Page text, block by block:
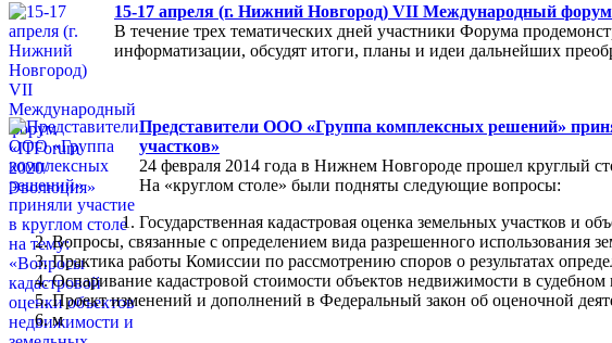
15-17 апреля (г. Нижний Новгород) VII Международный
В течение трех тематических дней участники Форума
информатизации, обсудят итоги, планы и идеи дальнейших
Представители ООО «Группа комплексных решений»
участков»
24 февраля 2014 года в Нижнем Новгороде прошел круглый
На «круглом столе» были подняты следующие вопросы:
Государственная кадастровая оценка земельных участков и
Вопросы, связанные с определением вида разрешенного использования
Практика работы Комиссии по рассмотрению споров о результатах
Оспаривание кадастровой стоимости объектов недвижимости в судебном
Проект изменений и дополнений в Федеральный закон об оценочной
м